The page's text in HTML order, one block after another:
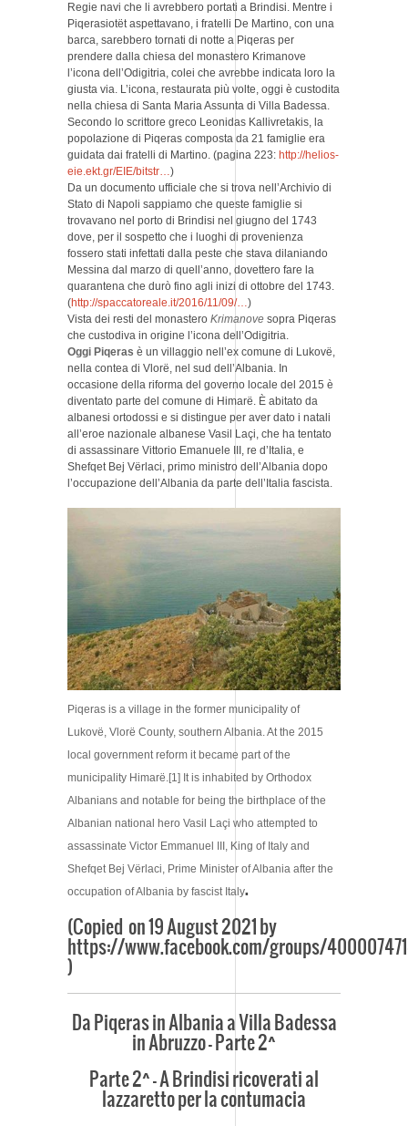
Regie navi che li avrebbero portati a Brindisi. Mentre i
Piqerasiotët aspettavano, i fratelli De Martino, con una
barca, sarebbero tornati di notte a Piqeras per
prendere dalla chiesa del monastero Krimanove
l’icona dell’Odigitria, colei che avrebbe indicata loro la
giusta via. L’icona, restaurata più volte, oggi è custodita
nella chiesa di Santa Maria Assunta di Villa Badessa.
Secondo lo scrittore greco Leonidas Kallivretakis, la
popolazione di Piqeras composta da 21 famiglie era
guidata dai fratelli di Martino. (pagina 223: http://helios-
eie.ekt.gr/EIE/bitstr…)
Da un documento ufficiale che si trova nell’Archivio di
Stato di Napoli sappiamo che queste famiglie si
trovavano nel porto di Brindisi nel giugno del 1743
dove, per il sospetto che i luoghi di provenienza
fossero stati infettati dalla peste che stava dilaniando
Messina dal marzo di quell’anno, dovettero fare la
quarantena che durò fino agli inizi di ottobre del 1743.
(http://spaccatoreale.it/2016/11/09/…)
Vista dei resti del monastero Krimanove sopra Piqeras
che custodiva in origine l’icona dell’Odigitria.
Oggi Piqeras è un villaggio nell’ex comune di Lukovë,
nella contea di Vlorë, nel sud dell’Albania. In
occasione della riforma del governo locale del 2015 è
diventato parte del comune di Himarë. È abitato da
albanesi ortodossi e si distingue per aver dato i natali
all’eroe nazionale albanese Vasil Laçi, che ha tentato
di assassinare Vittorio Emanuele III, re d’Italia, e
Shefqet Bej Vërlaci, primo ministro dell’Albania dopo
l’occupazione dell’Albania da parte dell’Italia fascista.
Piqeras is a village in the former municipality of
Lukovë, Vlorë County, southern Albania. At the 2015
local government reform it became part of the
municipality Himarë.[1] It is inhabited by Orthodox
Albanians and notable for being the birthplace of the
Albanian national hero Vasil Laçi who attempted to
assassinate Victor Emmanuel III, King of Italy and
Shefqet Bej Vërlaci, Prime Minister of Albania after the
occupation of Albania by fascist Italy.
(Copied on 19 August 2021 by
https://www.facebook.com/groups/
)
Da Piqeras in Albania a Villa Badessa
in Abruzzo – Parte 2^
Parte 2^ – A Brindisi ricoverati al
lazzaretto per la contumacia